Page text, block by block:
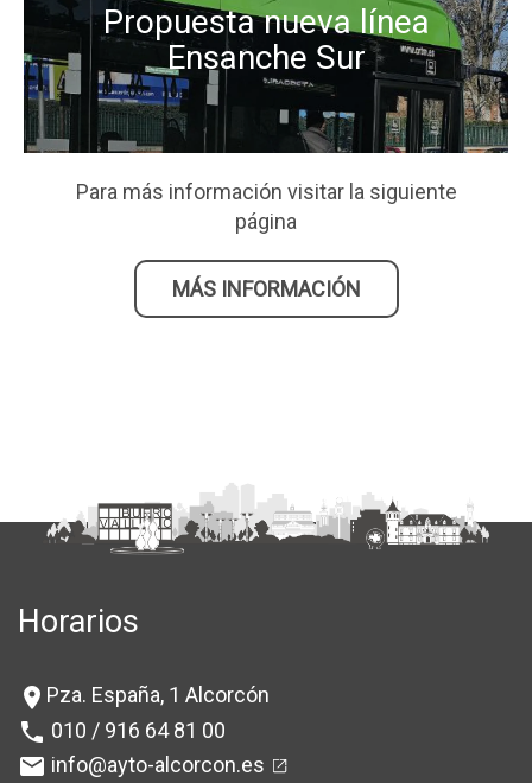
Propuesta nueva línea
Ensanche Sur
Para más información visitar la siguiente
página
MÁS INFORMACIÓN
Horarios
location_on Pza. España, 1 Alcorcón
phone 010 / 916 64 81 00
mail info@ayto-alcorcon.es